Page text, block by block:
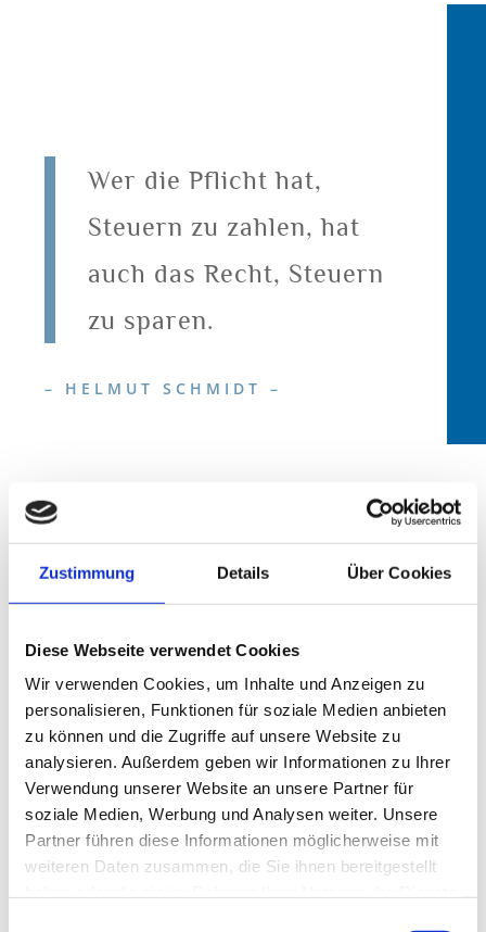
Zustimmung Details Über Cookies
Diese Webseite verwendet Cookies
Wir verwenden Cookies, um Inhalte und Anzeigen zu
personalisieren, Funktionen für soziale Medien anbieten
zu können und die Zugriffe auf unsere Website zu
analysieren. Außerdem geben wir Informationen zu Ihrer
Verwendung unserer Website an unsere Partner für
soziale Medien, Werbung und Analysen weiter. Unsere
Partner führen diese Informationen möglicherweise mit
weiteren Daten zusammen, die Sie ihnen bereitgestellt
Wer die Pflicht hat,
Steuern zu zahlen, hat
auch das Recht, Steuern
zu sparen.
– HELMUT SCHMIDT –
Gestaltende
Steuerberatung
Profitieren Sie von unserer Erfahrung. Arbeiten
Sie mit uns zusammen und beeinflussen so
Ihre Steuerhöhe.